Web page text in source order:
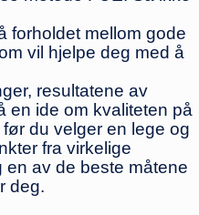
forholdet mellom gode
vil hjelpe deg med å
resultatene av
en ide om kvaliteten på
du velger en lege og
fra virkelige
en av de beste måtene
deg.